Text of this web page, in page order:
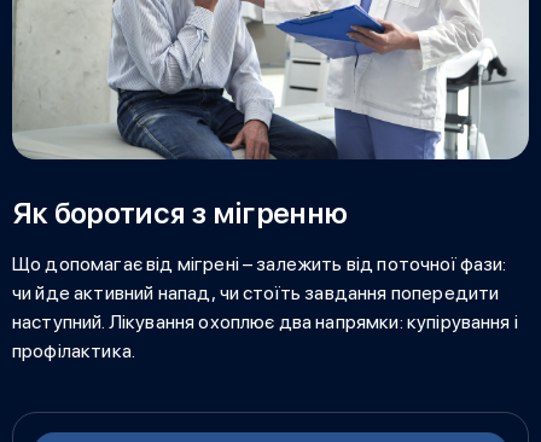
Як боротися з мігренню
Що допомагає від мігрені– залежить від поточної фази:
чи йде активний напад, чи стоїть завдання попередити
наступний. Лікування охоплює два напрямки: купірування і
профілактика.